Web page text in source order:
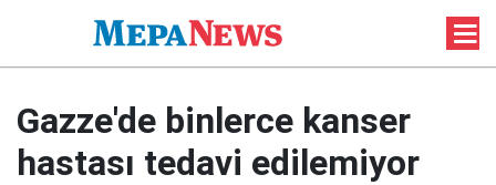
Gazze'de binlerce kanser
hastası tedavi edilemiyor